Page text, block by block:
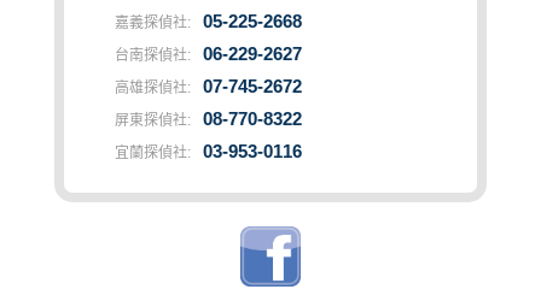
嘉義探偵社: 05-225-2668
台南探偵社: 06-229-2627
高雄探偵社: 07-745-2672
屏東探偵社: 08-770-8322
宜蘭探偵社: 03-953-0116